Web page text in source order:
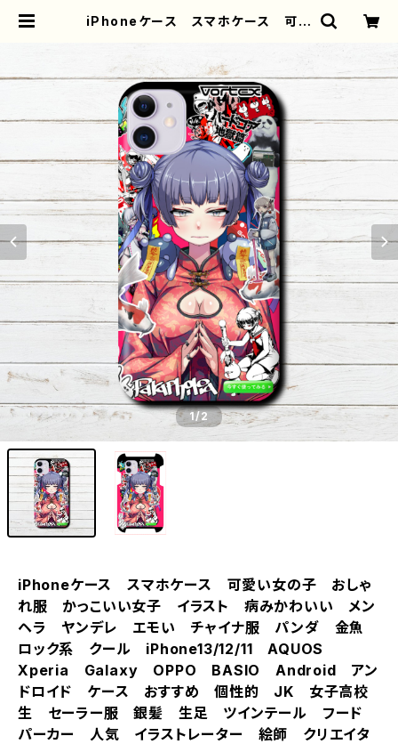
iPhoneケース スマホケース 可愛
ラ ヤンデレ エモい チャイナ服
パンダ 金魚 ロック系 クール i
Phone13/12/11 AQUOS Xperi
a Galaxy OPPO BASIO An
droid アンドロイド ケース おす
すめ 個性的 JK 女子高校生 セ
ーラー服 銀髪 生足 ツインテー
ル フード パーカー 人気 イラス
トレーター 絵師 クリエイター グ
ッズ タイトル：柴田ヰコpattern15
作：柴田ヰコ G-6 | iPhoneケー
ス/スマホケース/Tシャツ/おしゃれ/イ
ラストレーター/グッズ/人気/後払い/
通販｜雑貨屋アリうさ
1/2
iPhoneケース スマホケース 可愛い女の子 おしゃ
れ服 かっこいい女子 イラスト 病みかわいい メン
ヘラ ヤンデレ エモい チャイナ服 パンダ 金魚
ロック系 クール iPhone13/12/11 AQUOS
Xperia Galaxy OPPO BASIO Android アン
ドロイド ケース おすすめ 個性的 JK 女子高校
生 セーラー服 銀髪 生足 ツインテール フード
パーカー 人気 イラストレーター 絵師 クリエイタ